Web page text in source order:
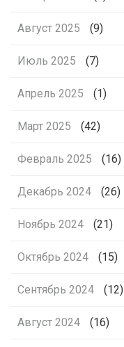
Август 2025 (9)
Июль 2025 (7)
Апрель 2025 (1)
Март 2025 (42)
Февраль 2025 (16)
Декабрь 2024 (26)
Ноябрь 2024 (21)
Октябрь 2024 (15)
Сентябрь 2024 (12)
Август 2024 (16)